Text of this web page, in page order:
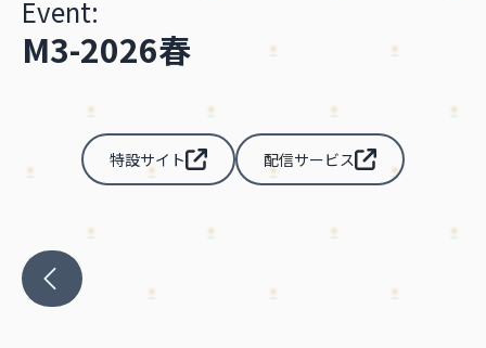
Event:
M3-2026春
特設サイト 配信サービス